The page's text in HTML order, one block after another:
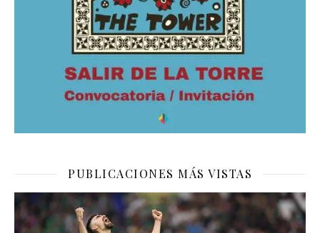
PUBLICACIONES MÁS VISTAS